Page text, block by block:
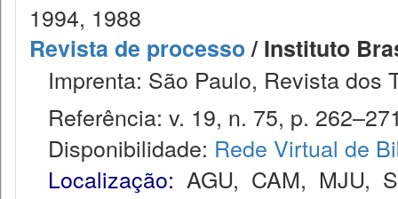
1994, 1988
Revista de processo/ Instituto
Imprenta: São Paulo, Revista dos
Referência: v. 19, n. 75, p.
Disponibilidade: Rede Virtual de
Localização: AGU, CAM, MJU,